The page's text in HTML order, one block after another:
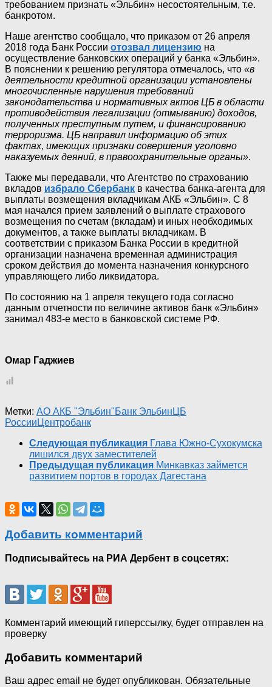
требованием признать «Эльбин» несостоятельным, т.е.
банкротом.
Наше агентство сообщало, что приказом от 26 апреля
2018 года Банк России отозвал лицензию на
осуществление банковских операций у банка «Эльбин».
В пояснении к решению регулятора отмечалось, что «в
деятельности кредитной организации установлены
многочисленные нарушения требований
законодательства и нормативных актов ЦБ в области
противодействия легализации (отмыванию) доходов,
полученных преступным путем, и финансированию
терроризма. ЦБ направил информацию об этих
фактах, имеющих признаки совершения уголовно
наказуемых деяний, в правоохранительные органы».
Также мы передавали, что Агентство по страхованию
вкладов избрало Сбербанк в качества банка-агента для
выплаты возмещения вкладчикам АКБ «Эльбин». С 8
мая начался прием заявлений о выплате страхового
возмещения по счетам (вкладам) и иных необходимых
документов, а также выплаты вкладчикам. В
соответствии с приказом Банка России в кредитной
организации назначена временная администрация
сроком действия до момента назначения конкурсного
управляющего либо ликвидатора.
По состоянию на 1 апреля текущего года согласно
данным отчетности по величине активов банк «Эльбин»
занимал 483-е место в банковской системе РФ.
Омар Гаджиев
Метки: АО АКБ "Эльбин"Банк ЭльбинЦБ
РоссииЦентробанк
Следующая публикация Глава Южно-Сухокумска
лишился двух заместителей
Предыдущая публикация Минкавказ займется
развитием портов в городах Дагестана
Добавить комментарий
Подписывайтесь на РИА Дербент в соцсетях:
Комментарий имеющий гиперссылку, будет отправлен на
проверку
Добавить комментарий
Ваш адрес email не будет опубликован. Обязательные